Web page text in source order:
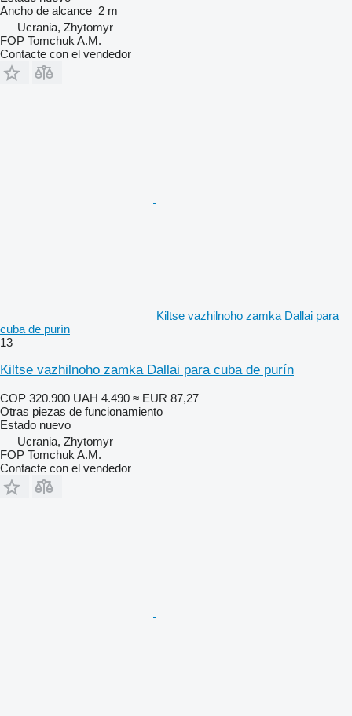
Ancho de alcance 2 m
Ucrania, Zhytomyr
FOP Tomchuk A.M.
Contacte con el vendedor
Kiltse vazhilnoho zamka Dallai para
cuba de purín
13
Kiltse vazhilnoho zamka Dallai para cuba de purín
COP 320.900 UAH 4.490 ≈ EUR 87,27
Otras piezas de funcionamiento
Estado nuevo
Ucrania, Zhytomyr
FOP Tomchuk A.M.
Contacte con el vendedor